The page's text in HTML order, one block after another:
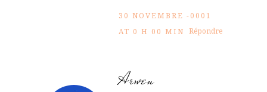
30 NOVEMBRE -0001
AT 0 H 00 MIN Répondre
Arwen